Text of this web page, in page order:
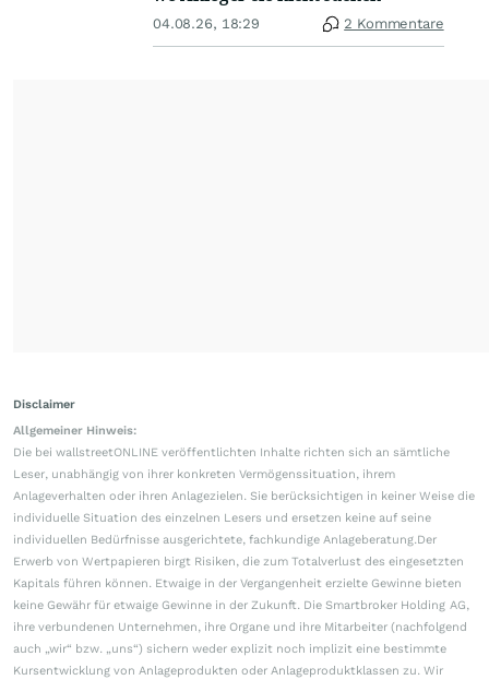
04.08.26, 18:29 2 Kommentare
Disclaimer
Allgemeiner Hinweis:
Die bei wallstreetONLINE veröffentlichten Inhalte richten sich an sämtliche
Leser, unabhängig von ihrer konkreten Vermögenssituation, ihrem
Anlageverhalten oder ihren Anlagezielen. Sie berücksichtigen in keiner Weise die
individuelle Situation des einzelnen Lesers und ersetzen keine auf seine
individuellen Bedürfnisse ausgerichtete, fachkundige Anlageberatung.Der
Erwerb von Wertpapieren birgt Risiken, die zum Totalverlust des eingesetzten
Kapitals führen können. Etwaige in der Vergangenheit erzielte Gewinne bieten
keine Gewähr für etwaige Gewinne in der Zukunft. Die Smartbroker Holding AG,
ihre verbundenen Unternehmen, ihre Organe und ihre Mitarbeiter (nachfolgend
auch „wir“ bzw. „uns“) sichern weder explizit noch implizit eine bestimmte
Kursentwicklung von Anlageprodukten oder Anlageproduktklassen zu. Wir